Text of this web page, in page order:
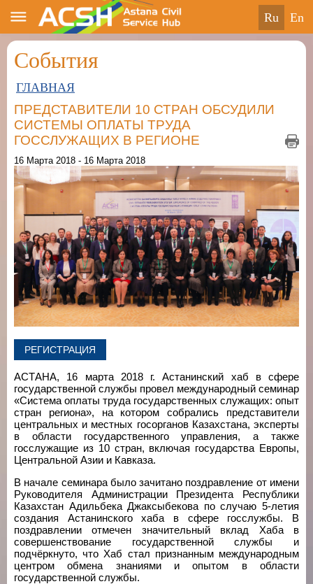
ru en
События
ГЛАВНАЯ
ПРЕДСТАВИТЕЛИ 10 СТРАН ОБСУДИЛИ
СИСТЕМЫ ОПЛАТЫ ТРУДА
ГОССЛУЖАЩИХ В РЕГИОНЕ
16 Марта 2018 - 16 Марта 2018
РЕГИСТРАЦИЯ
АСТАНА, 16 марта 2018 г. Астанинский хаб в сфере
государственной службы провел международный семинар
«Система оплаты труда государственных служащих: опыт
стран региона», на котором собрались представители
центральных и местных госорганов Казахстана, эксперты
в области государственного управления, а также
госслужащие из 10 стран, включая государства Европы,
Центральной Азии и Кавказа.
В начале семинара было зачитано поздравление от имени
Руководителя Администрации Президента Республики
Казахстан Адильбека Джаксыбекова по случаю 5-летия
создания Астанинского хаба в сфере госслужбы. В
поздравлении отмечен значительный вклад Хаба в
совершенствование государственной службы и
подчёркнуто, что Хаб стал признанным международным
центром обмена знаниями и опытом в области
государственной службы.